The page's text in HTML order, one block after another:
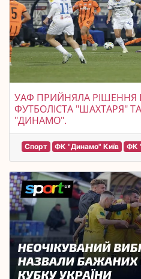
УАФ ПРИЙНЯЛА РІШЕННЯ
ФУТБОЛІСТА "ШАХТАРЯ"
"ДИНАМО".
Спорт ФК "Динамо" Київ ФК